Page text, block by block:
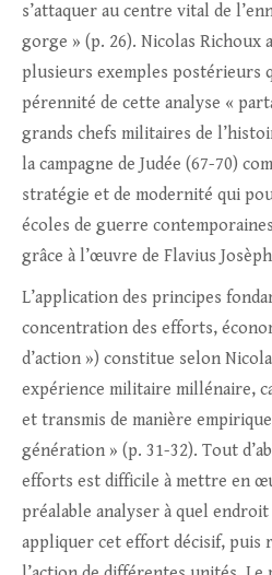
s’attaquer au centre vital de
gorge » (p. 26). Nicolas Richoux
plusieurs exemples postérieurs
pérennité de cette analyse «
grands chefs militaires de
la campagne de Judée (67-70)
stratégie et de modernité qui
écoles de guerre
grâce à l’œuvre de Flavius
L’application des principes
concentration des efforts,
d’action ») constitue selon
expérience militaire millénaire,
et transmis de manière
génération » (p. 31-32). Tout
efforts est difficile à mettre en
préalable analyser à quel
appliquer cet effort décisif, puis